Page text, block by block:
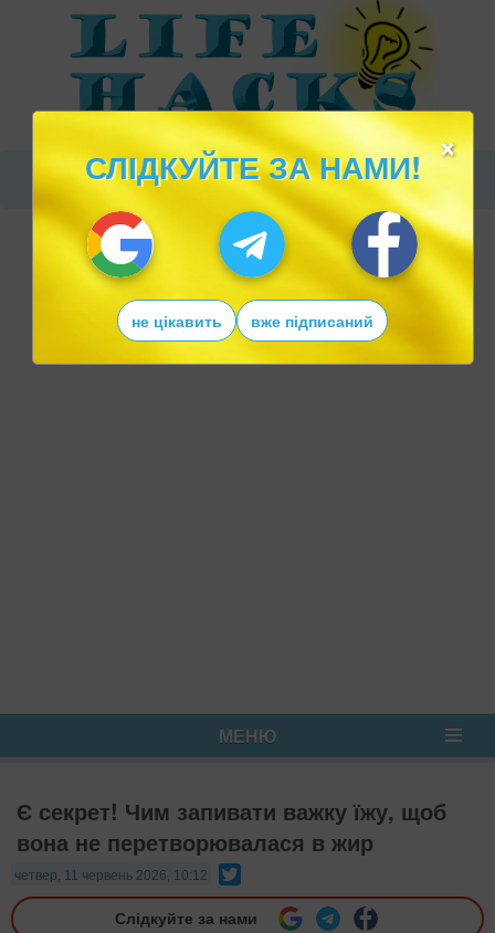
МЕНЮ
Є секрет! Чим запивати важку їжу, щоб
вона не перетворювалася в жир
четвер, 11 червень 2026, 10:12
Слідкуйте за нами
×
СЛІДКУЙТЕ ЗА НАМИ!
не цікавить вже підписаний